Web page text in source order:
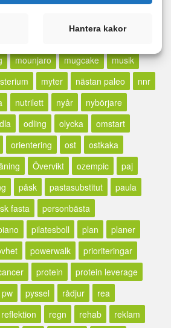
mounjaro mugcake
musik
myter nästan paleo
nnr
nutrilett nyår
nybörjare
odling olycka
omstart
orientering ost
ostkaka
Övervikt ozempic
paj
påsk pastasubstitut
paula
fasta
personbästa
pilatesboll plan
planer
powerwalk
prioriteringar
protein
protein leverage
pw pyssel rådjur
rea
reflektion regn rehab
reklam
Hantera kakor